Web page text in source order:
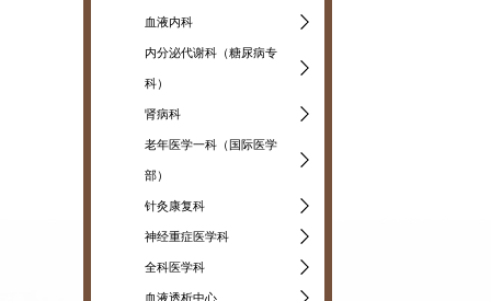
血液内科
内分泌代谢科（糖尿病专
科）
肾病科
老年医学一科（国际医学
部）
针灸康复科
神经重症医学科
全科医学科
血液透析中心